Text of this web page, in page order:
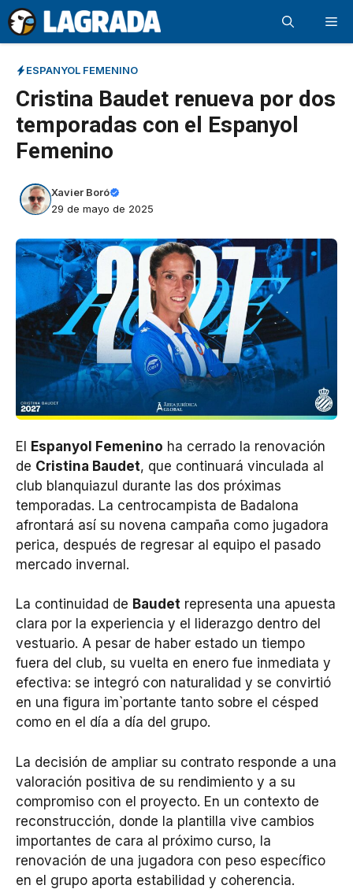
Saltar
al
contenido
ESPANYOL FEMENINO
Cristina Baudet renueva por dos
temporadas con el Espanyol
Femenino
Xavier Boró
29 de mayo de 2025
El Espanyol Femenino ha cerrado la renovación
de Cristina Baudet, que continuará vinculada al
club blanquiazul durante las dos próximas
temporadas. La centrocampista de Badalona
afrontará así su novena campaña como jugadora
perica, después de regresar al equipo el pasado
mercado invernal.
La continuidad de Baudet representa una apuesta
clara por la experiencia y el liderazgo dentro del
vestuario. A pesar de haber estado un tiempo
fuera del club, su vuelta en enero fue inmediata y
efectiva: se integró con naturalidad y se convirtió
en una figura im`portante tanto sobre el césped
como en el día a día del grupo.
La decisión de ampliar su contrato responde a una
valoración positiva de su rendimiento y a su
compromiso con el proyecto. En un contexto de
reconstrucción, donde la plantilla vive cambios
importantes de cara al próximo curso, la
renovación de una jugadora con peso específico
en el grupo aporta estabilidad y coherencia.